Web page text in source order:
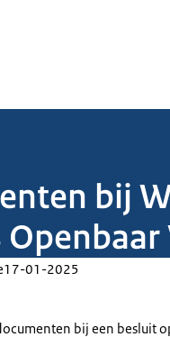
bij
17-01-2025
bij een besluit